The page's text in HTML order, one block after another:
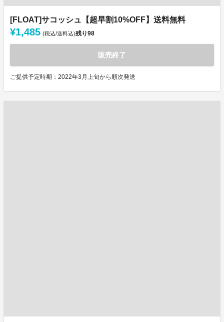
[FLOAT]サコッシュ【超早割10%OFF】送料無料
¥1,485 (税込/送料込)残り98
販売終了
ご提供予定時期：2022年3月上旬から順次発送